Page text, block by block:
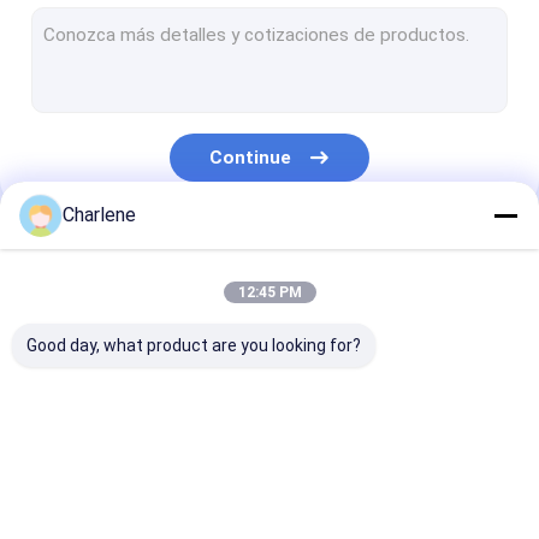
Continue
Nossas Categorias
Charlene
12:45 PM
Good day, what product are you looking for?